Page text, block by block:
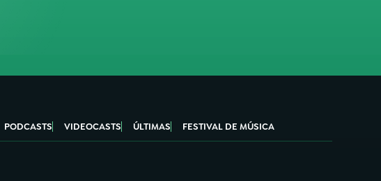
PODCASTS VIDEOCASTS ÚLTIMAS FESTIVAL DE MÚSICA